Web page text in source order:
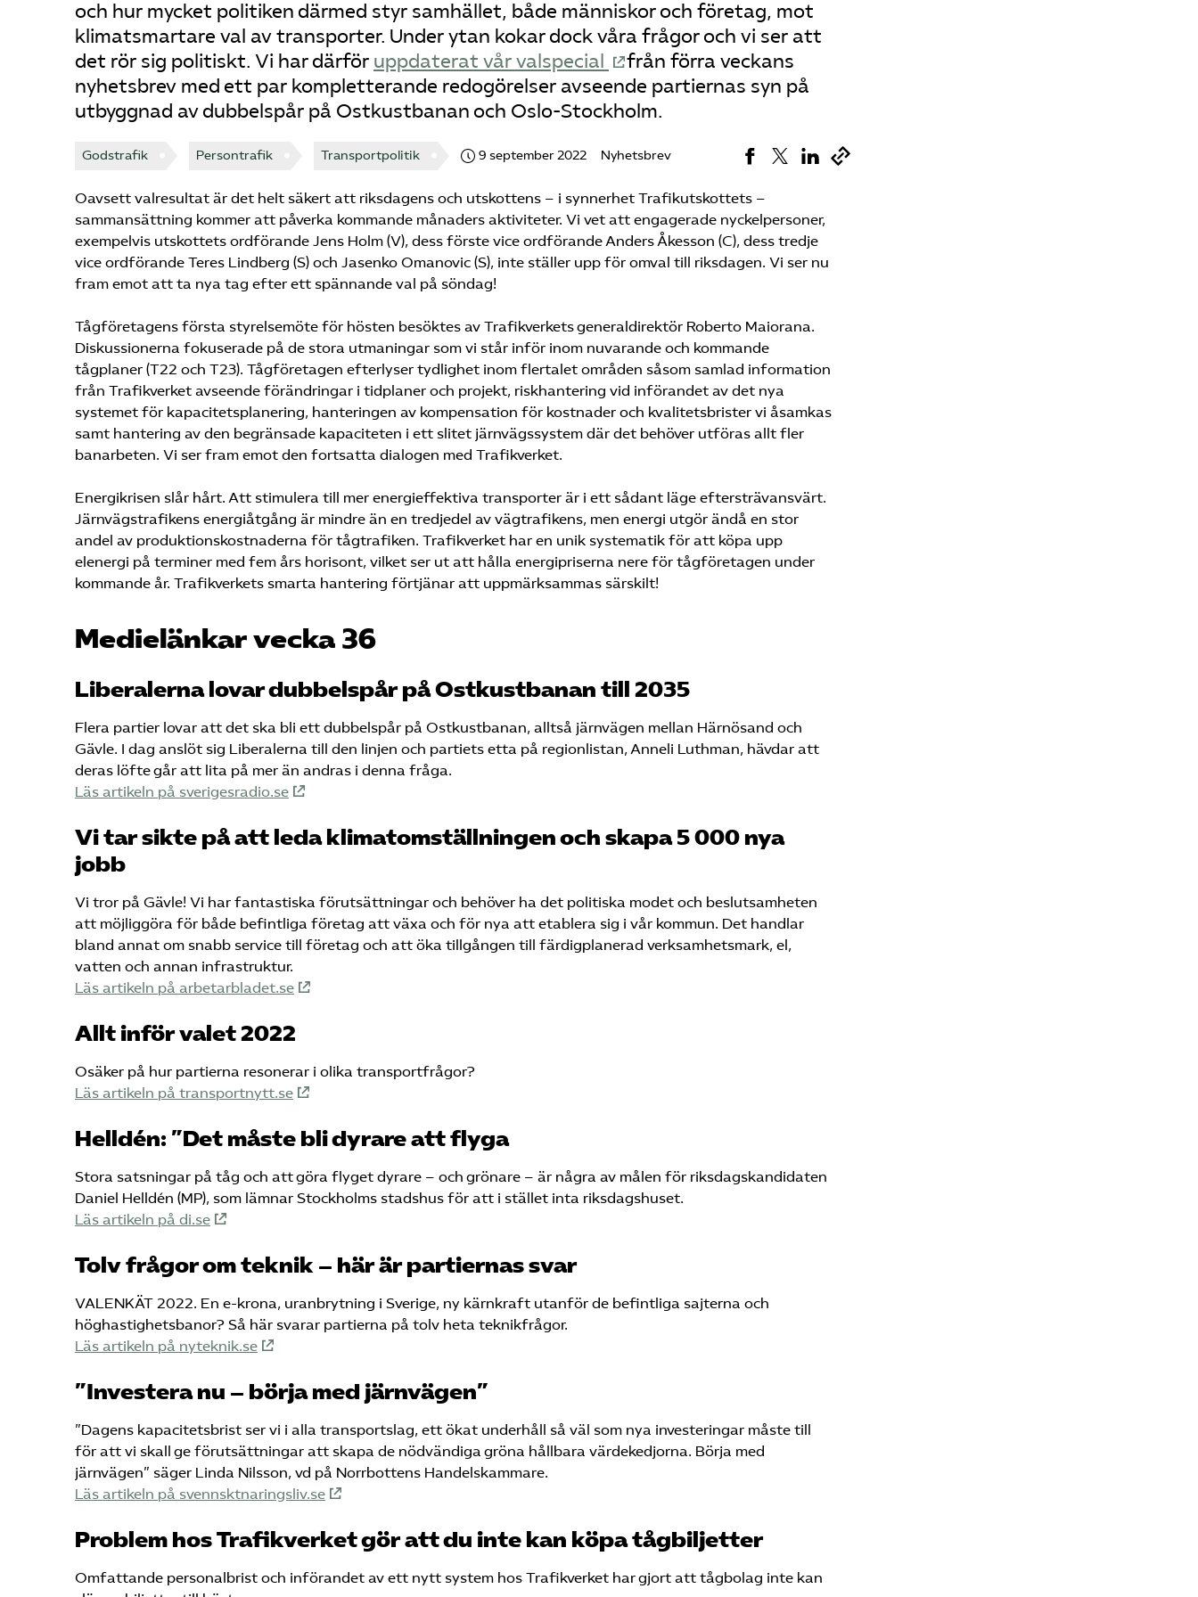
och hur mycket politiken därmed styr samhället, både människor och företag, mot
klimatsmartare val av transporter. Under ytan kokar dock våra frågor och vi ser att
det rör sig politiskt. Vi har därför uppdaterat vår valspecial
från förra veckans
nyhetsbrev med ett par kompletterande redogörelser avseende partiernas syn på
utbyggnad av dubbelspår på Ostkustbanan och Oslo-Stockholm.
Godstrafik Persontrafik Transportpolitik 9 september 2022 Nyhetsbrev
Oavsett valresultat är det helt säkert att riksdagens och utskottens – i synnerhet Trafikutskottets –
sammansättning kommer att påverka kommande månaders aktiviteter. Vi vet att engagerade nyckelpersoner,
exempelvis utskottets ordförande Jens Holm (V), dess förste vice ordförande Anders Åkesson (C), dess tredje
vice ordförande Teres Lindberg (S) och Jasenko Omanovic (S), inte ställer upp för omval till riksdagen. Vi ser nu
fram emot att ta nya tag efter ett spännande val på söndag!
Tågföretagens första styrelsemöte för hösten besöktes av Trafikverkets generaldirektör Roberto Maiorana.
Diskussionerna fokuserade på de stora utmaningar som vi står inför inom nuvarande och kommande
tågplaner (T22 och T23). Tågföretagen efterlyser tydlighet inom flertalet områden såsom samlad information
från Trafikverket avseende förändringar i tidplaner och projekt, riskhantering vid införandet av det nya
systemet för kapacitetsplanering, hanteringen av kompensation för kostnader och kvalitetsbrister vi åsamkas
samt hantering av den begränsade kapaciteten i ett slitet järnvägssystem där det behöver utföras allt fler
banarbeten. Vi ser fram emot den fortsatta dialogen med Trafikverket.
Energikrisen slår hårt. Att stimulera till mer energieffektiva transporter är i ett sådant läge eftersträvansvärt.
Järnvägstrafikens energiåtgång är mindre än en tredjedel av vägtrafikens, men energi utgör ändå en stor
andel av produktionskostnaderna för tågtrafiken. Trafikverket har en unik systematik för att köpa upp
elenergi på terminer med fem års horisont, vilket ser ut att hålla energipriserna nere för tågföretagen under
kommande år. Trafikverkets smarta hantering förtjänar att uppmärksammas särskilt!
Medielänkar vecka 36
Liberalerna lovar dubbelspår på Ostkustbanan till 2035
Flera partier lovar att det ska bli ett dubbelspår på Ostkustbanan, alltså järnvägen mellan Härnösand och
Gävle. I dag anslöt sig Liberalerna till den linjen och partiets etta på regionlistan, Anneli Luthman, hävdar att
deras löfte går att lita på mer än andras i denna fråga.
Läs artikeln på sverigesradio.se
Vi tar sikte på att leda klimatomställningen och skapa 5 000 nya
jobb
Vi tror på Gävle! Vi har fantastiska förutsättningar och behöver ha det politiska modet och beslutsamheten
att möjliggöra för både befintliga företag att växa och för nya att etablera sig i vår kommun. Det handlar
bland annat om snabb service till företag och att öka tillgången till färdigplanerad verksamhetsmark, el,
vatten och annan infrastruktur.
Läs artikeln på arbetarbladet.se
Allt inför valet 2022
Osäker på hur partierna resonerar i olika transportfrågor?
Läs artikeln på transportnytt.se
Helldén: ”Det måste bli dyrare att flyga
Stora satsningar på tåg och att göra flyget dyrare – och grönare – är några av målen för riksdagskandidaten
Daniel Helldén (MP), som lämnar Stockholms stadshus för att i stället inta riksdagshuset.
Läs artikeln på di.se
Tolv frågor om teknik – här är partiernas svar
VALENKÄT 2022. En e-krona, uranbrytning i Sverige, ny kärnkraft utanför de befintliga sajterna och
höghastighetsbanor? Så här svarar partierna på tolv heta teknikfrågor.
Läs artikeln på nyteknik.se
”Investera nu – börja med järnvägen”
”Dagens kapacitetsbrist ser vi i alla transportslag, ett ökat underhåll så väl som nya investeringar måste till
för att vi skall ge förutsättningar att skapa de nödvändiga gröna hållbara värdekedjorna. Börja med
järnvägen” säger Linda Nilsson, vd på Norrbottens Handelskammare.
Läs artikeln på svennsktnaringsliv.se
Problem hos Trafikverket gör att du inte kan köpa tågbiljetter
Omfattande personalbrist och införandet av ett nytt system hos Trafikverket har gjort att tågbolag inte kan